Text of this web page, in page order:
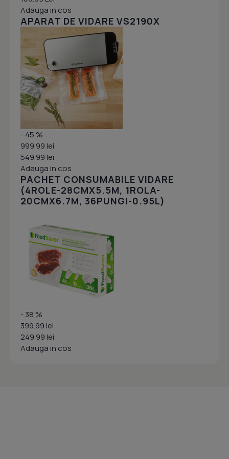
Adauga in cos
APARAT DE VIDARE VS2190X
- 45 %
999.99 lei
549.99 lei
Adauga in cos
PACHET CONSUMABILE VIDARE
(4ROLE-28CMX5.5M, 1ROLA-
20CMX6.7M, 36PUNGI-0.95L)
- 38 %
399.99 lei
249.99 lei
Adauga in cos